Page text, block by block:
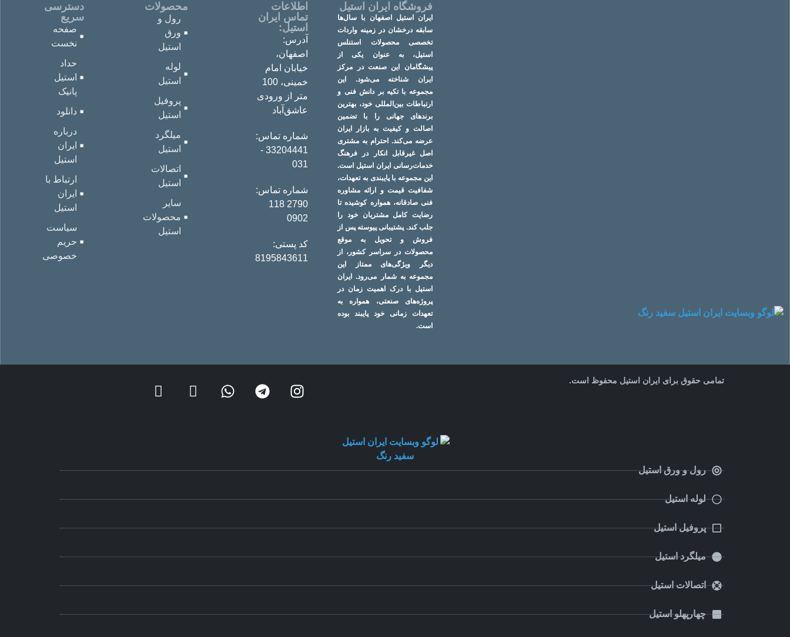
فروشگاه ایران استیل
ایران استیل اصفهان با سال‌ها
سابقه درخشان در زمینه واردات
تخصصی محصولات استنلس
استیل، به عنوان یکی از
پیشگامان این صنعت در مرکز
ایران شناخته می‌شود. این
مجموعه با تکیه بر دانش فنی و
ارتباطات بین‌المللی خود، بهترین
برندهای جهانی را با تضمین
اصالت و کیفیت به بازار ایران
عرضه می‌کند. احترام به مشتری
اصل غیرقابل انکار در فرهنگ
خدمات‌رسانی ایران استیل است.
این مجموعه با پایبندی به تعهدات،
شفافیت قیمت و ارائه مشاوره
فنی صادقانه، همواره کوشیده تا
رضایت کامل مشتریان خود را
جلب کند. پشتیبانی پیوسته پس از
فروش و تحویل به موقع
محصولات در سراسر کشور، از
دیگر ویژگی‌های ممتاز این
مجموعه به شمار می‌رود. ایران
استیل با درک اهمیت زمان در
پروژه‌های صنعتی، همواره به
تعهدات زمانی خود پایبند بوده
است.
اطلاعات
تماس ایران
استیل:
آدرس:
اصفهان،
خیابان امام
خمینی، 100
متر از ورودی
عاشق‌آباد
شماره تماس:
33204441 -
031
شماره تماس:
2790 118
0902
کد پستی:
8195843611
محصولات
رول و
ورق
استیل
لوله
استیل
پروفیل
استیل
میلگرد
استیل
اتصالات
استیل
سایر
محصولات
استیل
دسترسی
سریع
صفحه
نخست
حداد
استیل
پانیک
دانلود
درباره
ایران
استیل
ارتباط با
ایران
استیل
سیاست
حریم
خصوصی
تمامی حقوق برای ایران استیل محفوظ است.
رول و ورق استیل
لوله استیل
پروفیل استیل
میلگرد استیل
اتصالات استیل
چهارپهلو استیل